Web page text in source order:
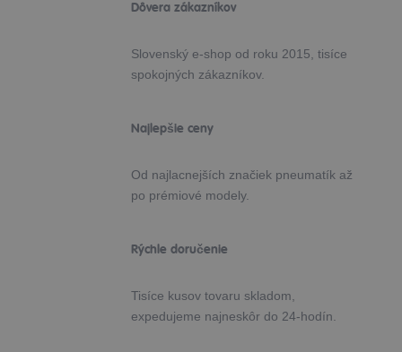
Dôvera zákazníkov
Slovenský e-shop od roku 2015, tisíce
spokojných zákazníkov.
Najlepšie ceny
Od najlacnejších značiek pneumatík až
po prémiové modely.
Rýchle doručenie
Tisíce kusov tovaru skladom,
expedujeme najneskôr do 24-hodín.